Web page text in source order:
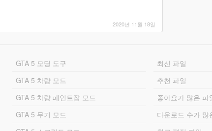
2020년 11월 18일
GTA 5 모딩 도구
GTA 5 차량 모드
GTA 5 차량 페인트잡 모드
GTA 5 무기 모드
최신 파일
추천 파일
좋아요가 많은 파
다운로드 수가 많